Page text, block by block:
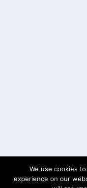
We use cookies
experience on our